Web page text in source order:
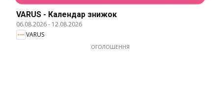
VARUS - Календар знижок
06.08.2026- 12.08.2026
VARUS
ОГОЛОШЕННЯ